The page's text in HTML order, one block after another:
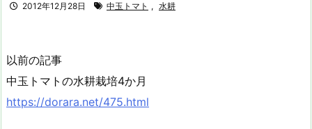
2012年12月28日 中玉トマト , 水耕
以前の記事
中玉トマトの水耕栽培4か月
https://dorara.net/475.html